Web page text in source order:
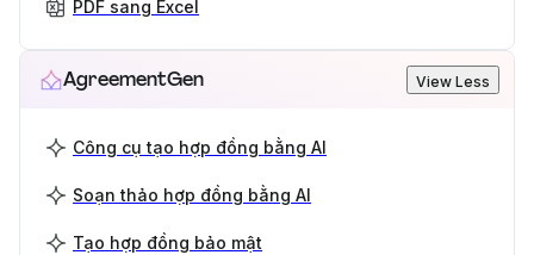
PDF sang Excel
AgreementGen View Less
Công cụ tạo hợp đồng bằng AI
Soạn thảo hợp đồng bằng AI
Tạo hợp đồng bảo mật